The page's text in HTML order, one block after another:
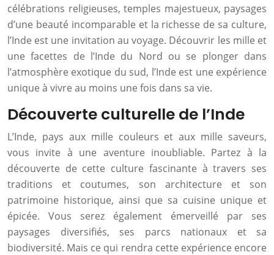
célébrations religieuses, temples majestueux, paysages
d’une beauté incomparable et la richesse de sa culture,
l’Inde est une invitation au voyage. Découvrir les mille et
une facettes de l’Inde du Nord ou se plonger dans
l’atmosphère exotique du sud, l’Inde est une expérience
unique à vivre au moins une fois dans sa vie.
Découverte culturelle de l’Inde
L’Inde, pays aux mille couleurs et aux mille saveurs,
vous invite à une aventure inoubliable. Partez à la
découverte de cette culture fascinante à travers ses
traditions et coutumes, son architecture et son
patrimoine historique, ainsi que sa cuisine unique et
épicée. Vous serez également émerveillé par ses
paysages diversifiés, ses parcs nationaux et sa
biodiversité. Mais ce qui rendra cette expérience encore